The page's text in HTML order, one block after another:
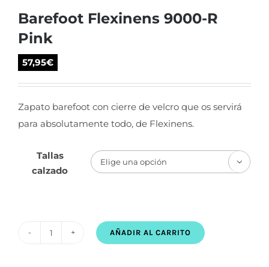
Barefoot Flexinens 9000-R
Pink
57,95€
Zapato barefoot con cierre de velcro que os servirá
para absolutamente todo, de Flexinens.
Tallas
calzado

AÑADIR AL CARRITO